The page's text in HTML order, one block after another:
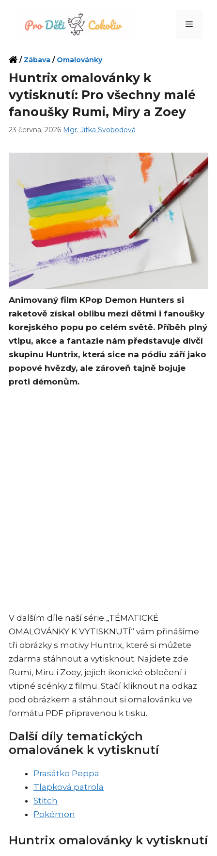
Menu
/ Zábava / Omalovánky
Huntrix omalovánky k
vytisknutí: Pro všechny malé
fanoušky Rumi, Miry a Zoey
23 června, 2026 Mgr. Jitka Svobodová
Animovaný film KPop Demon Hunters si
raketově získal oblibu mezi dětmi i fanoušky
korejského popu po celém světě. Příběh plný
vtipu, akce a fantazie nám představuje dívčí
skupinu Huntrix, která sice na pódiu září jako
popové hvězdy, ale zároveň tajně bojuje
proti démonům.
V dalším díle naší série „TÉMATICKÉ
OMALOVÁNKY K VYTISKNUTÍ“ vám přinášíme
tři obrázky s motivy Huntrix, které si můžete
zdarma stáhnout a vytisknout. Najdete zde
Rumi, Miru i Zoey, jejich ikonické oblečení i
vtipné scénky z filmu. Stačí kliknout na odkaz
pod obrázkem a stáhnout si omalovánku ve
formátu PDF připravenou k tisku.
Další díly tematických
omalovánek k vytisknutí
Prasátko Peppa
Tlapková patrola
Stitch
Pokémon
Huntrix omalovánky k vytisknutí